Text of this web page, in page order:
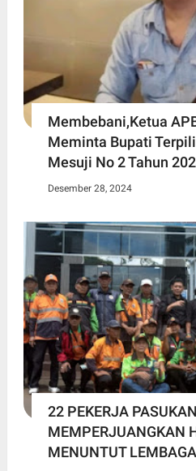
Membebani,Ketua
Meminta Bupati
Mesuji No 2 Tahun
Desember 28, 2024
22 PEKERJA
MEMPERJUANGKAN
MENUNTUT